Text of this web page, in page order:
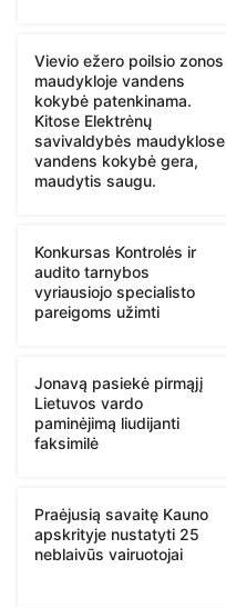
Vievio ežero poilsio zonos
maudykloje vandens
kokybė patenkinama.
Kitose Elektrėnų
savivaldybės maudyklose
vandens kokybė gera,
maudytis saugu.
Konkursas Kontrolės ir
audito tarnybos
vyriausiojo specialisto
pareigoms užimti
Jonavą pasiekė pirmąjį
Lietuvos vardo
paminėjimą liudijanti
faksimilė
Praėjusią savaitę Kauno
apskrityje nustatyti 25
neblaivūs vairuotojai